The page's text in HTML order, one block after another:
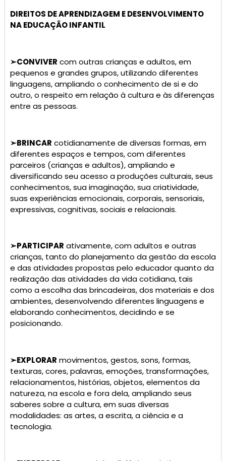
DIREITOS DE APRENDIZAGEM E DESENVOLVIMENTO
NA EDUCAÇÃO INFANTIL
➢CONVIVER com outras crianças e adultos, em
pequenos e grandes grupos, utilizando diferentes
linguagens, ampliando o conhecimento de si e do
outro, o respeito em relação à cultura e às diferenças
entre as pessoas.
➢BRINCAR cotidianamente de diversas formas, em
diferentes espaços e tempos, com diferentes
parceiros (crianças e adultos), ampliando e
diversificando seu acesso a produções culturais, seus
conhecimentos, sua imaginação, sua criatividade,
suas experiências emocionais, corporais, sensoriais,
expressivas, cognitivas, sociais e relacionais.
➢PARTICIPAR ativamente, com adultos e outras
crianças, tanto do planejamento da gestão da escola
e das atividades propostas pelo educador quanto da
realização das atividades da vida cotidiana, tais
como a escolha das brincadeiras, dos materiais e dos
ambientes, desenvolvendo diferentes linguagens e
elaborando conhecimentos, decidindo e se
posicionando.
➢EXPLORAR movimentos, gestos, sons, formas,
texturas, cores, palavras, emoções, transformações,
relacionamentos, histórias, objetos, elementos da
natureza, na escola e fora dela, ampliando seus
saberes sobre a cultura, em suas diversas
modalidades: as artes, a escrita, a ciência e a
tecnologia.